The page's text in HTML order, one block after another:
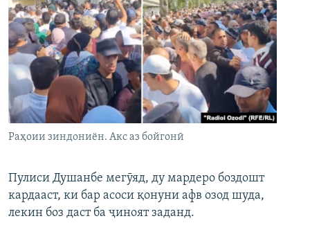
Раҳоии зиндониён. Акс аз бойгонӣ
Пулиси Душанбе мегӯяд, ду мардеро боздошт
кардааст, ки бар асоси қонуни афв озод шуда,
лекин боз даст ба ҷиноят заданд.